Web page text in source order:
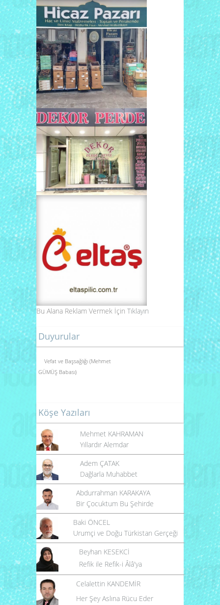
Bu Alana Reklam Vermek İçin Tıklayın
Duyurular
Vefat ve Başsağlığı (Mehmet
GÜMÜŞ Babası)
Köşe Yazıları
Mehmet KAHRAMAN
Yıllardır Alemdar
Adem ÇATAK
Dağlarla Muhabbet
Abdurrahman KARAKAYA
Bir Çocuktum Bu Şehirde
Baki ÖNCEL
Urumçi ve Doğu Türkistan Gerçeği
Beyhan KESEKCİ
Refik ile Refik-i Âlâ'ya
Celalettin KANDEMİR
Her Şey Aslına Rücu Eder